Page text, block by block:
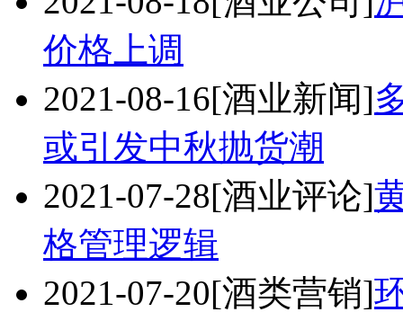
价格上调
2021-08-16[酒业新闻]
或引发中秋抛货潮
2021-07-28[酒业评论]
格管理逻辑
2021-07-20[酒类营销]